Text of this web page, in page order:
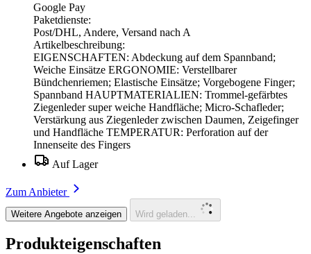
Google Pay
Paketdienste:
Post/DHL, Andere, Versand nach A
Artikelbeschreibung:
EIGENSCHAFTEN: Abdeckung auf dem Spannband;
Weiche Einsätze ERGONOMIE: Verstellbarer
Bündchenriemen; Elastische Einsätze; Vorgebogene Finger;
Spannband HAUPTMATERIALIEN: Trommel-gefärbtes
Ziegenleder super weiche Handfläche; Micro-Schafleder;
Verstärkung aus Ziegenleder zwischen Daumen, Zeigefinger
und Handfläche TEMPERATUR: Perforation auf der
Innenseite des Fingers
Auf Lager
Zum Anbieter
Weitere Angebote anzeigen Wird geladen...
Produkteigenschaften